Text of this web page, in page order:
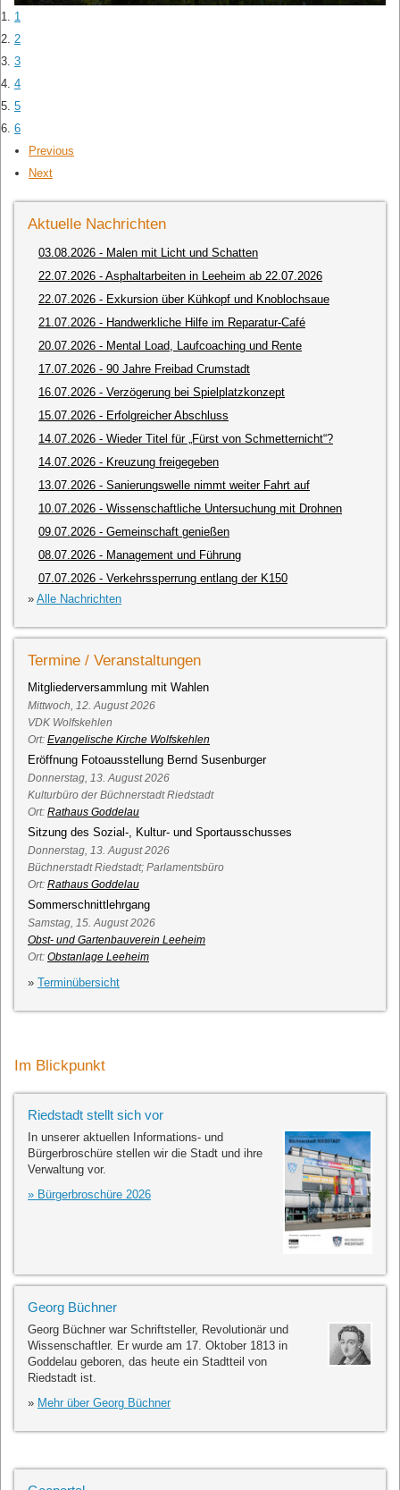
1
2
3
4
5
6
Previous
Next
Aktuelle Nachrichten
03.08.2026 - Malen mit Licht und Schatten
22.07.2026 - Asphaltarbeiten in Leeheim ab 22.07.2026
22.07.2026 - Exkursion über Kühkopf und Knoblochsaue
21.07.2026 - Handwerkliche Hilfe im Reparatur-Café
20.07.2026 - Mental Load, Laufcoaching und Rente
17.07.2026 - 90 Jahre Freibad Crumstadt
16.07.2026 - Verzögerung bei Spielplatzkonzept
15.07.2026 - Erfolgreicher Abschluss
14.07.2026 - Wieder Titel für „Fürst von Schmetternicht“?
14.07.2026 - Kreuzung freigegeben
13.07.2026 - Sanierungswelle nimmt weiter Fahrt auf
10.07.2026 - Wissenschaftliche Untersuchung mit Drohnen
09.07.2026 - Gemeinschaft genießen
08.07.2026 - Management und Führung
07.07.2026 - Verkehrssperrung entlang der K150
» Alle Nachrichten
Termine / Veranstaltungen
Mitgliederversammlung mit Wahlen
Mittwoch, 12. August 2026
VDK Wolfskehlen
Ort: Evangelische Kirche Wolfskehlen
Eröffnung Fotoausstellung Bernd Susenburger
Donnerstag, 13. August 2026
Kulturbüro der Büchnerstadt Riedstadt
Ort: Rathaus Goddelau
Sitzung des Sozial-, Kultur- und Sportausschusses
Donnerstag, 13. August 2026
Büchnerstadt Riedstadt; Parlamentsbüro
Ort: Rathaus Goddelau
Sommerschnittlehrgang
Samstag, 15. August 2026
Obst- und Gartenbauverein Leeheim
Ort: Obstanlage Leeheim
» Terminübersicht
Im Blickpunkt
Riedstadt stellt sich vor
In unserer aktuellen Informations- und
Bürgerbroschüre stellen wir die Stadt und ihre
Verwaltung vor.
» Bürgerbroschüre 2026
Georg Büchner
Georg Büchner war Schriftsteller, Revolutionär und
Wissenschaftler. Er wurde am 17. Oktober 1813 in
Goddelau geboren, das heute ein Stadtteil von
Riedstadt ist.
» Mehr über Georg Büchner